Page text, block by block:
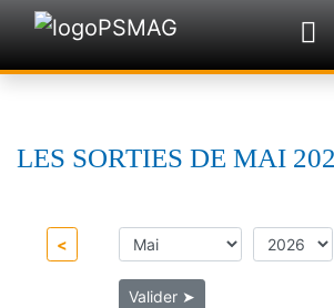
LES SORTIES DE MAI
<
Valider ➤